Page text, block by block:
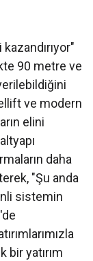
90 metre ve
ve modern
elini
daha
"Şu anda
sistemin
bir yatırım